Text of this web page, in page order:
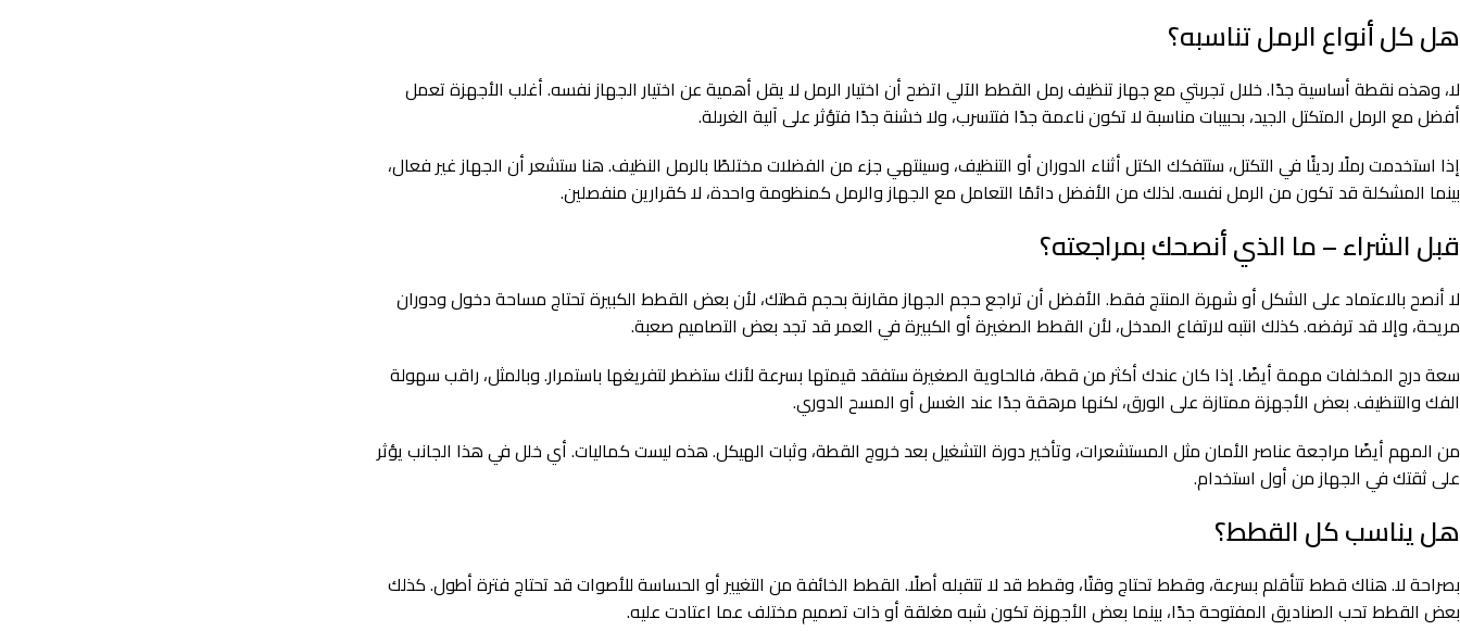
هل كل أنواع الرمل تناسبه؟
لا، وهذه نقطة أساسية جدًا. خلال تجربتي مع جهاز تنظيف رمل القطط الآلي اتضح أن اختيار الرمل لا يقل أهمية عن اختيار الجهاز نفسه. أغلب الأجهزة تعمل
أفضل مع الرمل المتكتل الجيد، بحبيبات مناسبة لا تكون ناعمة جدًا فتتسرب، ولا خشنة جدًا فتؤثر على آلية الغربلة.
إذا استخدمت رملًا رديئًا في التكتل، ستتفكك الكتل أثناء الدوران أو التنظيف، وسينتهي جزء من الفضلات مختلطًا بالرمل النظيف. هنا ستشعر أن الجهاز غير فعال،
بينما المشكلة قد تكون من الرمل نفسه. لذلك من الأفضل دائمًا التعامل مع الجهاز والرمل كمنظومة واحدة، لا كقرارين منفصلين.
قبل الشراء – ما الذي أنصحك بمراجعته؟
لا أنصح بالاعتماد على الشكل أو شهرة المنتج فقط. الأفضل أن تراجع حجم الجهاز مقارنة بحجم قطتك، لأن بعض القطط الكبيرة تحتاج مساحة دخول ودوران
مريحة، وإلا قد ترفضه. كذلك انتبه لارتفاع المدخل، لأن القطط الصغيرة أو الكبيرة في العمر قد تجد بعض التصاميم صعبة.
سعة درج المخلفات مهمة أيضًا. إذا كان عندك أكثر من قطة، فالحاوية الصغيرة ستفقد قيمتها بسرعة لأنك ستضطر لتفريغها باستمرار. وبالمثل، راقب سهولة
الفك والتنظيف. بعض الأجهزة ممتازة على الورق، لكنها مرهقة جدًا عند الغسل أو المسح الدوري.
من المهم أيضًا مراجعة عناصر الأمان مثل المستشعرات، وتأخير دورة التشغيل بعد خروج القطة، وثبات الهيكل. هذه ليست كماليات. أي خلل في هذا الجانب يؤثر
على ثقتك في الجهاز من أول استخدام.
هل يناسب كل القطط؟
بصراحة لا. هناك قطط تتأقلم بسرعة، وقطط تحتاج وقتًا، وقطط قد لا تتقبله أصلًا. القطط الخائفة من التغيير أو الحساسة للأصوات قد تحتاج فترة أطول. كذلك
بعض القطط تحب الصناديق المفتوحة جدًا، بينما بعض الأجهزة تكون شبه مغلقة أو ذات تصميم مختلف عما اعتادت عليه.